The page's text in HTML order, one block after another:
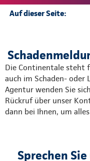
Auf dieser Seite:
Die Continentale steht
auch im Schaden- oder
Agentur wenden Sie
Rückruf über unser
dann bei Ihnen, um
Sprechen